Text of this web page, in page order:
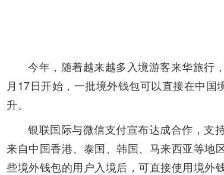
今年，随着越来越多入境游客来华旅行
月17日开始，一批境外钱包可以直接在中
升。
银联国际与微信支付宣布达成合作，支
来自中国香港、泰国、韩国、马来西亚等地
些境外钱包的用户入境后，可直接使用境外